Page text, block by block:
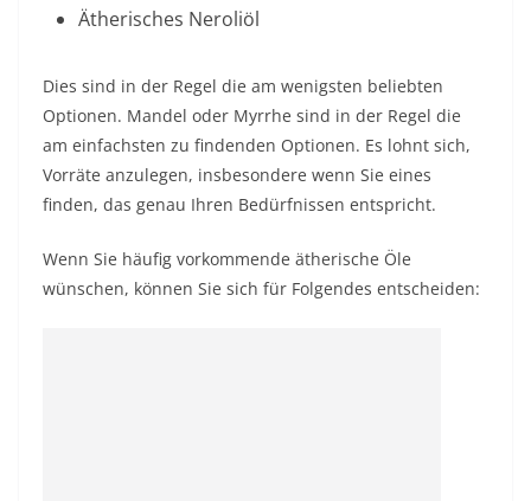
Ätherisches Neroliöl
Dies sind in der Regel die am wenigsten beliebten
Optionen. Mandel oder Myrrhe sind in der Regel die
am einfachsten zu findenden Optionen. Es lohnt sich,
Vorräte anzulegen, insbesondere wenn Sie eines
finden, das genau Ihren Bedürfnissen entspricht.
Wenn Sie häufig vorkommende ätherische Öle
wünschen, können Sie sich für Folgendes entscheiden: